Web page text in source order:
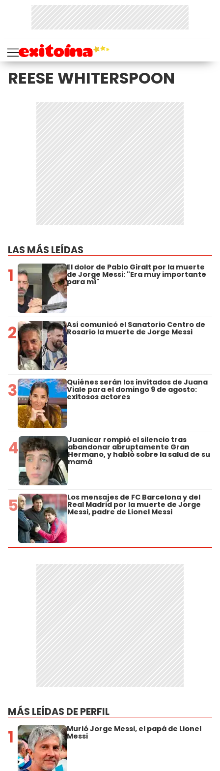
REESE WHITERSPOON
LAS MÁS LEÍDAS
1 El dolor de Pablo Giralt por la muerte
de Jorge Messi: "Era muy importante
para mí"
2 Así comunicó el Sanatorio Centro de
Rosario la muerte de Jorge Messi
3 Quiénes serán los invitados de Juana
Viale para el domingo 9 de agosto:
exitosos actores
4 Juanicar rompió el silencio tras
abandonar abruptamente Gran
Hermano, y habló sobre la salud de su
mamá
5 Los mensajes de FC Barcelona y del
Real Madrid por la muerte de Jorge
Messi, padre de Lionel Messi
MÁS LEÍDAS DE PERFIL
1 Murió Jorge Messi, el papá de Lionel
Messi